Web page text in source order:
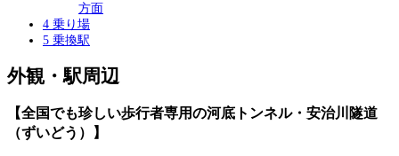
方面
4 乗り場
5 乗換駅
外観・駅周辺
【全国でも珍しい歩行者専用の河底トンネル・安治川隧道
（ずいどう）】